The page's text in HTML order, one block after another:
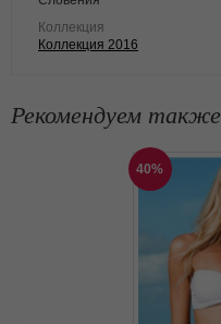
Коллекция
Коллекция 2016
Рекомендуем также
40%